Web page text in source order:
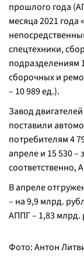
прошлого года
месяца 2021
спецтехники,
подразделениям
сборочных и
– 10 989 ед.).
Завод
поставили
потребителям 4
апреле и 15 530 –
соответственно,
В апреле
– на 9,9 млрд.
АППГ – 1,83 млрд.
Фото: Антон